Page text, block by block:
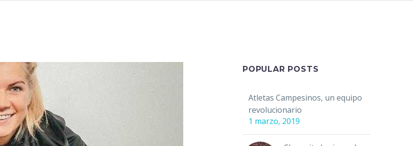
POPULAR POSTS
Atletas Campesinos, un equipo
revolucionario
1 marzo, 2019